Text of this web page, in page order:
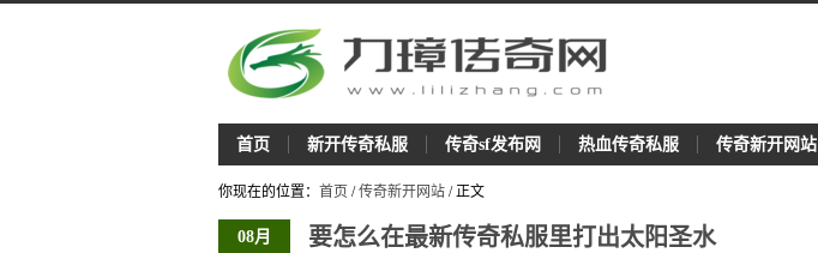
首页 新开传奇私服 传奇sf发布网 热血传奇私服 传奇新开网站
你现在的位置： 首页 /传奇新开网站 / 正文
08月
要怎么在最新传奇私服里打出太阳圣水